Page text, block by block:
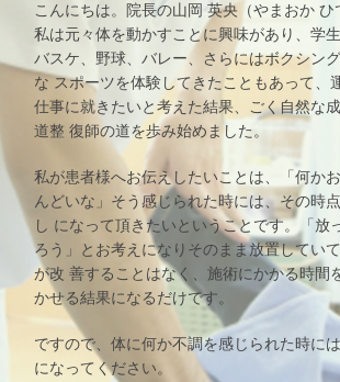
こんにちは。院長の山岡 英央（やまおか ひ
私は元々体を動かすことに興味があり、学生
バスケ、野球、バレー、さらにはボクシン
な スポーツを体験してきたこともあって、
仕事に就きたいと考えた結果、ごく自然な
道整 復師の道を歩み始めました。
私が患者様へお伝えしたいことは、「何か
んどいな」そう感じられた時には、その時
し になって頂きたいということです。「放
ろう」とお考えになりそのまま放置してい
が改 善することはなく、施術にかかる時間
かせる結果になるだけです。
ですので、体に何か不調を感じられた時に
になってください。